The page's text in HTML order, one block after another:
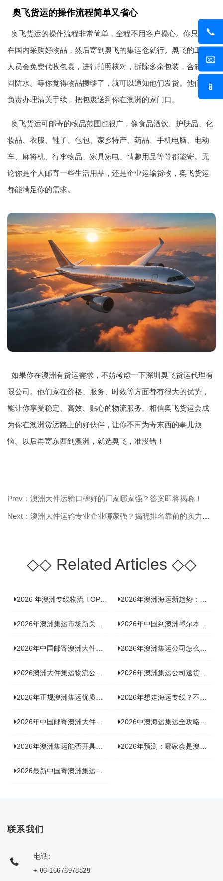
📞
📧
📱
奥飞货运的操作流程简单又省心
奥飞货运的操作流程非常简单，全程不用客户操心。你只需要
在国内采购好物品，然后寄到奥飞的集运仓就行。奥飞的工作
人员会免费代收包裹，进行拍照核对，拆除多余包装，合箱加
固防水。等你觉得物品攒够了，就可以通知他们发货。他们会
负责办理清关手续，把包裹送到你在澳洲的家门口。
奥飞货运可邮寄的物品范围也很广，像食品酒饮、护肤品、化
妆品、衣服、鞋子、包包、家乡特产、药品、手机电脑、电动
车、麻将机、行李物品、家具家电、情趣用品等等都能寄。无
论你是个人邮寄一些生活用品，还是企业运输货物，奥飞货运
都能满足你的需求。
如果你在澳洲有货运需求，不妨考虑一下深圳奥飞货运代理有
限公司。他们家在价格、服务、时效等方面都有很大的优势，
能让你享受稳定、高效、贴心的物流服务。相信奥飞货运会成
为你在澳洲货运路上的好伙伴，让你不再为寄东西的事儿烦
恼。以后再寄东西到澳洲，就选奥飞，准没错！
Prev：澳洲大件运输口碑好的厂家哪家强？答案即将揭晓！
Next：澳洲大件运输专业企业哪家强？揭晓排名靠前的实力之选！
◇◇Related Articles ◇◇
2026 年澳洲专线物流 TOP10 测评：合规、时效、价格全维度对比 2026年澳洲海运新趋势：大件家具运输有何独特门道？
2026年澳洲集运市场新关注：到底该如何精准计算体积重？ 2026年中国到澳洲墨尔本海运专线，背后隐藏哪些物流新机遇？
2026年中国邮寄澳洲大件运输攻略，快速安全送达的秘诀大揭秘！ 2026年澳洲集运公司怎么选？个人用户与跨境商家避坑全攻略
2026澳洲大件集运物流公司全景分析：市场趋势、选型逻辑与品牌适配 2026年澳洲集运公司送货上门服务哪家好：靠谱品牌选型指南
2026年正规澳洲集运优质供应商盘点：价格透明，无套路不踩坑 2026年想走海运专线？不容错过的达尔文集运海运专线推荐！
2026年中国邮寄澳洲大件运输新趋势，究竟藏着哪些惊喜？ 2026中澳海运集运全攻略，拼箱 / 整柜怎么选？价格、时效、避坑指南
2026年澳洲集运能否开具增值税发票？你关心的答案来了！ 2026年预测：哪家会是澳洲集运里差评最多的“众矢之的”？
2026最新中国寄澳洲集运公司排名：哪家寄家具最可靠且性价比高？
联系我们
电话:
+ 86-16676978829